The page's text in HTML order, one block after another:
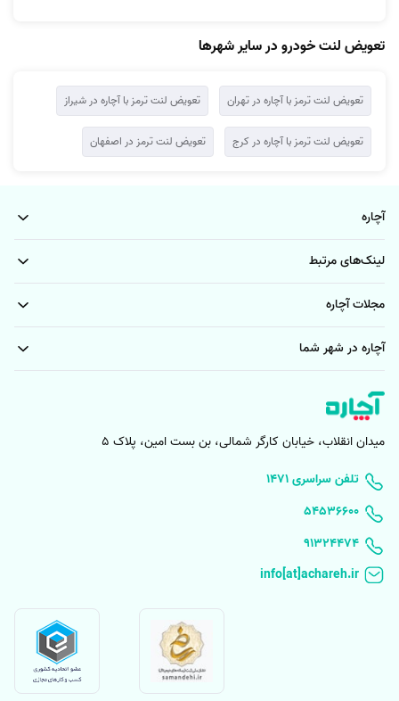
تعویض لنت خودرو در سایر شهرها
تعویض لنت ترمز با آچاره در تهران تعویض لنت ترمز با آچاره در شیراز
تعویض لنت ترمز با آچاره در کرج تعویض لنت ترمز در اصفهان
آچاره
لینک‌های مرتبط
مجلات آچاره
آچاره در شهر شما
میدان انقلاب، خیابان کارگر شمالی، بن بست امین، پلاک 5
۱۴۷۱ تلفن سراسری
۵۴۵۳۶۶۰۰
91324474